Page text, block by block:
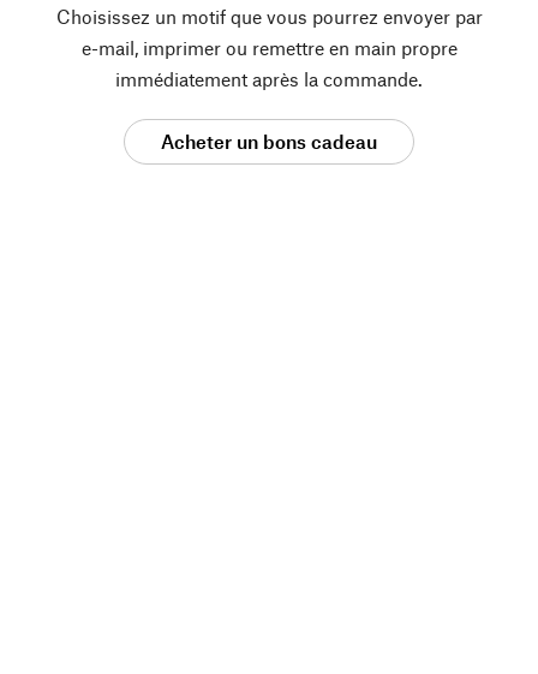
Choisissez un motif que vous pourrez envoyer par
e-mail, imprimer ou remettre en main propre
immédiatement après la commande.
Acheter un bons cadeau